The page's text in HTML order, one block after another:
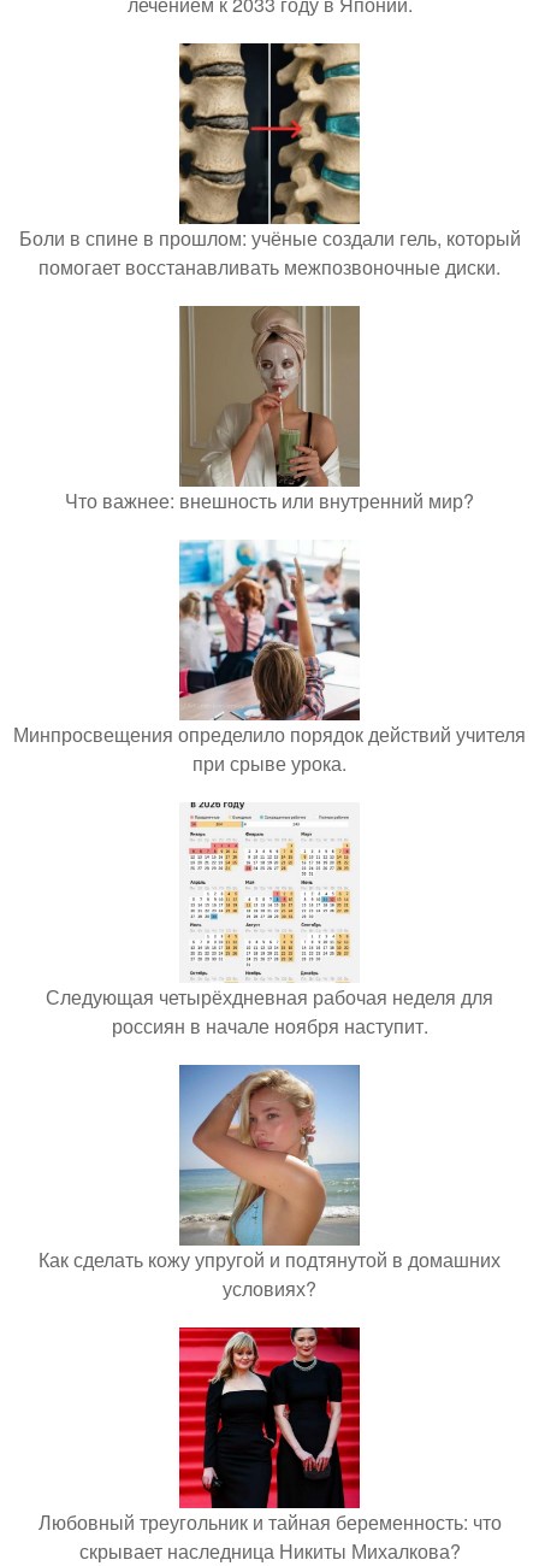
Боли в спине в прошлом: учёные создали гель, который
помогает восстанавливать межпозвоночные диски.
Что важнее: внешность или внутренний мир?
Минпросвещения определило порядок действий учителя
при срыве урока.
Следующая четырёхдневная рабочая неделя для
россиян в начале ноября наступит.
Как сделать кожу упругой и подтянутой в домашних
условиях?
Любовный треугольник и тайная беременность: что
скрывает наследница Никиты Михалкова?